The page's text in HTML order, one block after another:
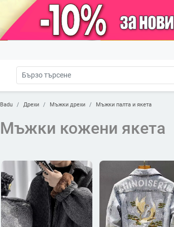
Badu Дрехи Мъжки дрехи Мъжки палта и якета
Мъжки кожени якета